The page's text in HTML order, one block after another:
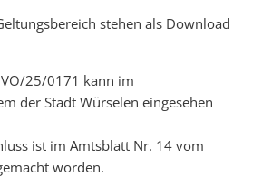
stehen als Download
25/0171 kann im
der Stadt Würselen eingesehen
ist im Amtsblatt Nr. 14 vom
worden.